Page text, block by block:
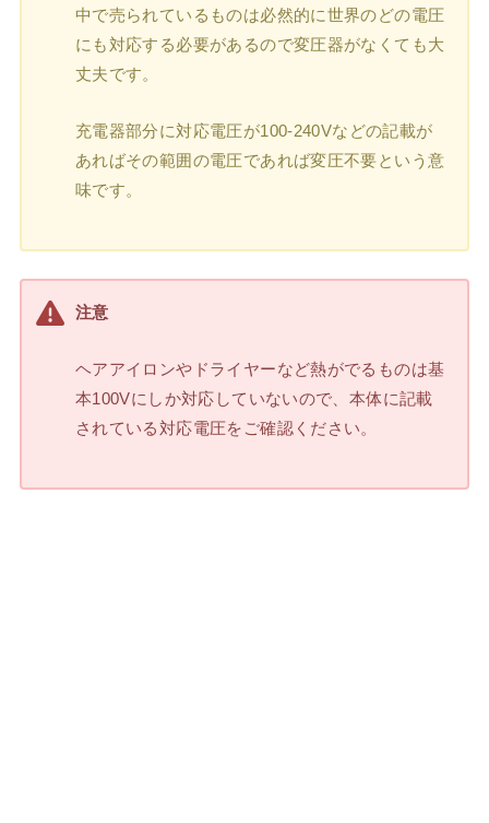
中で売られているものは必然的に世界のどの電圧
にも対応する必要があるので変圧器がなくても大
丈夫です。
充電器部分に対応電圧が100-240Vなどの記載が
あればその範囲の電圧であれば変圧不要という意
味です。
注意
ヘアアイロンやドライヤーなど熱がでるものは基
本100Vにしか対応していないので、本体に記載
されている対応電圧をご確認ください。